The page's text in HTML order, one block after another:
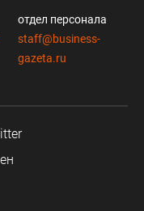
отдел персонала
staff@business-
gazeta.ru